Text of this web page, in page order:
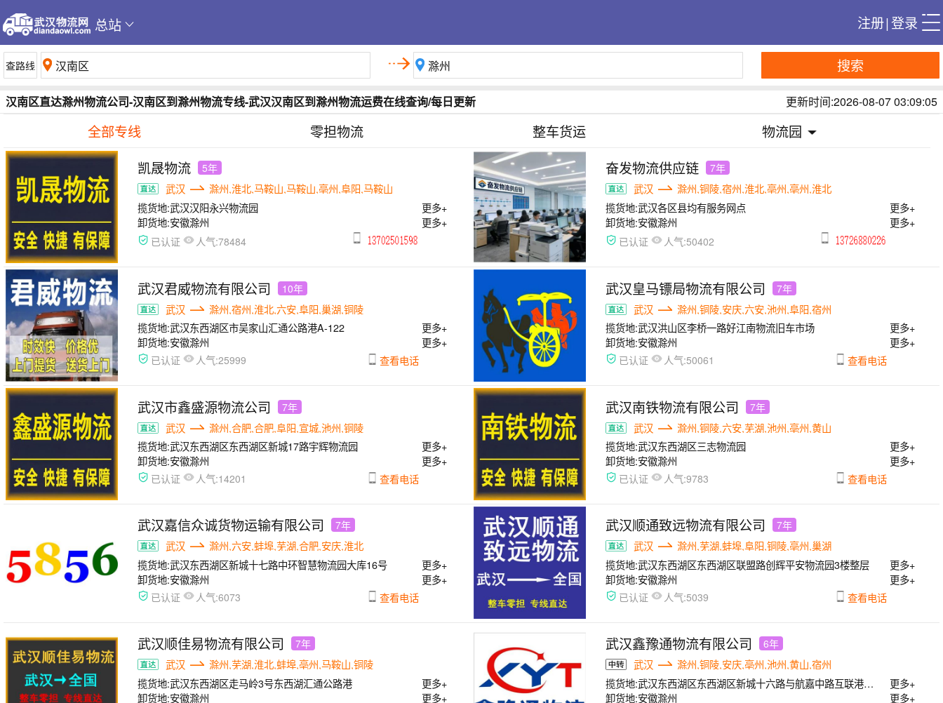
总站 注册|登录
搜索
更新时间:2026-08-07 03:09:05
汉南区直达滁州物流公司-汉南区到滁州物流专线-武汉汉南区到滁州物流运费在线查询/每日更新
全部专线 零担物流 整车货运
物流园
凯晟物流
5年
武汉
滁州,淮北,马鞍山,马鞍山,亳州,阜阳,马鞍山
揽货地:武汉汉阳永兴物流园
更多+
卸货地:安徽滁州 更多+
已认证 人气:78484
奋发物流供应链 7年
武汉
滁州,铜陵,宿州,淮北,亳州,亳州,淮北
揽货地:武汉各区县均有服务网点
更多+
卸货地:安徽滁州 更多+
已认证 人气:50402
武汉君威物流有限公司 10年
武汉
滁州,宿州,淮北,六安,阜阳,巢湖,铜陵
揽货地:武汉东西湖区市吴家山汇通公路港A-122
更多+
卸货地:安徽滁州 更多+
已认证 人气:25999 查看电话
武汉皇马镖局物流有限公司 7年
武汉
滁州,铜陵,安庆,六安,池州,阜阳,宿州
揽货地:武汉洪山区李桥一路好江南物流旧车市场
更多+
卸货地:安徽滁州 更多+
已认证 人气:50061 查看电话
武汉市鑫盛源物流公司 7年
武汉
滁州,合肥,合肥,阜阳,宣城,池州,铜陵
揽货地:武汉东西湖区东西湖区新城17路宇辉物流园
更多+
卸货地:安徽滁州 更多+
已认证 人气:14201 查看电话
武汉南铁物流有限公司 7年
武汉
滁州,铜陵,六安,芜湖,池州,亳州,黄山
揽货地:武汉东西湖区三志物流园
更多+
卸货地:安徽滁州 更多+
已认证 人气:9783 查看电话
武汉嘉信众诚货物运输有限公司 7年
武汉
滁州,六安,蚌埠,芜湖,合肥,安庆,淮北
揽货地:武汉东西湖区新城十七路中环智慧物流园大库16号
更多+
卸货地:安徽滁州 更多+
已认证 人气:6073 查看电话
武汉顺通致远物流有限公司 7年
武汉
滁州,芜湖,蚌埠,阜阳,铜陵,亳州,巢湖
揽货地:武汉东西湖区东西湖区联盟路创辉平安物流园3楼整层
更多+
卸货地:安徽滁州 更多+
已认证 人气:5039 查看电话
武汉顺佳易物流有限公司 7年
武汉
滁州,芜湖,淮北,蚌埠,亳州,马鞍山,铜陵
揽货地:武汉东西湖区走马岭3号东西湖汇通公路港
更多+
卸货地:安徽滁州 更多+
武汉鑫豫通物流有限公司 6年
武汉
滁州,铜陵,安庆,亳州,池州,黄山,宿州
揽货地:武汉东西湖区东西湖区新城十六路与航嘉中路互联港物流园A栋
更多+
卸货地:安徽滁州 更多+